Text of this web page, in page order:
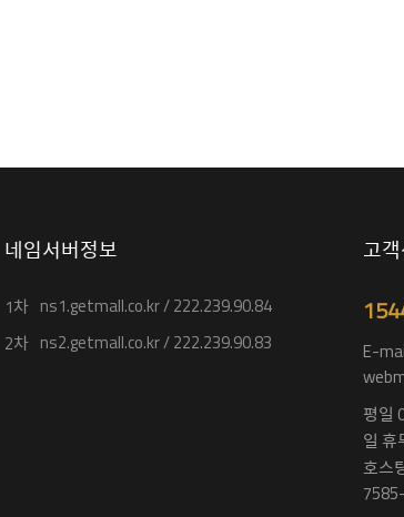
네임서버정보
1차 ns1.getmall.co.kr / 222.239.90.84
2차 ns2.getmall.co.kr / 222.239.90.83
고
E-
평일
일 휴
호스